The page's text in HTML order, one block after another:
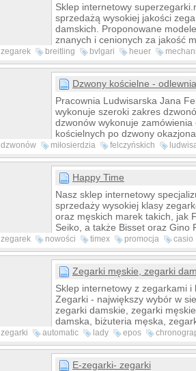
Sklep internetowy
sprzedażą wysokiej jakości
damskich. Proponowane
znanych i cenionych za jakość
Omega czy chociażby Breitling.
jest mnóstwo różnych modeli,
eleganckich, także nie brakuje
każdą kieszeń, jednak o
znaczy że nie ma ich również w
sklepu.
zegarek breitling bvlgari heuer
kategoriach
kwarcowy
Dzwony kościelne -
Pracownia Ludwisarska Jana
wykonuje szeroki zakres
dzwonów wykonuje zamówienia
kościelnych po dzwony
odlewamy z najwyższej jakości
zawsze w niezmiennej proporcji
dzwony cechuje wyjątkowe i
szczegółowe zdobnictwo i
Ludwisarska Jana
dzwon "św. Jan Paweł II" dla
na Wawelu.
dzwonów miłosierdzia felczyńskich
dzwon
młodzieży dowiedz dzwonu
Happy Time
Nasz sklep internetowy
sprzedaży wysokiej klasy
oraz męskich marek takich, jak
Seiko, a także Bisset oraz Gino
Ponadto, oferujemy również
gamę akcesoriów do zegarków,
pogodowe i wiele więcej.
atrakcyjne warunki cenowe,
Sprawdź szczegóły naszej
nasz serwis WWW.
zegarek nowości timex promocja
casio
promocje
nowość
Zegarki męskie, zegarki
Sklep internetowy z zegarkami i
Zegarki - największy wybór w
zegarki damskie, zegarki
damska, biżuteria męska,
zegarki eleganckie, zegarki
Maurice Lacroix, zegarki Tissot,
zegarki Calvin Klein, zegarki
Atlantic i wiele innych.
zegarki automatic lady epos
klein
slim calvin
E-zegarki- zegarki